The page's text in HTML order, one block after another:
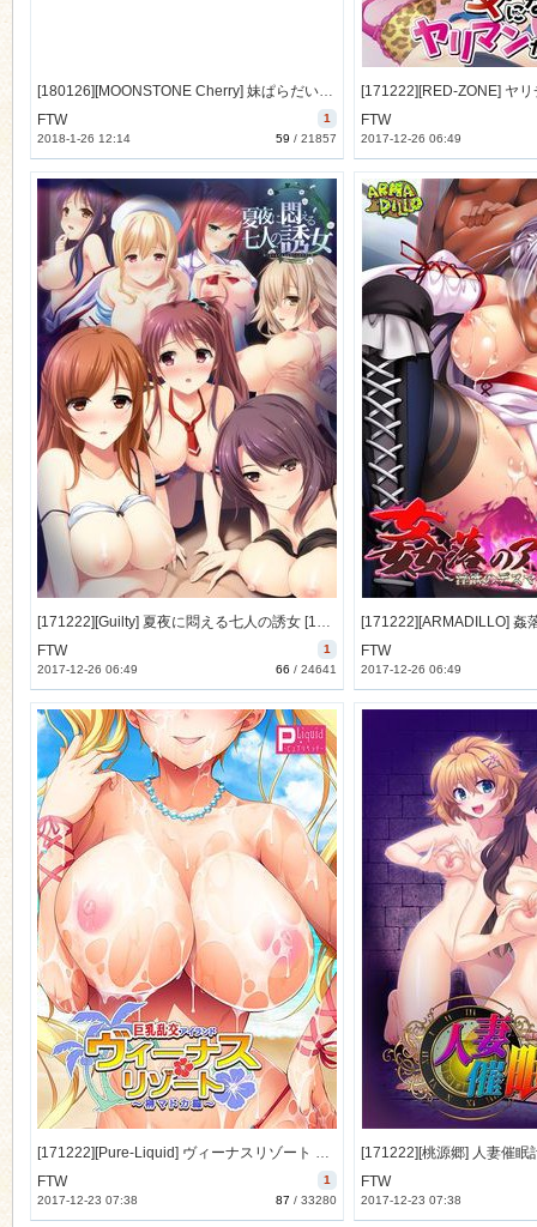
[180126][MOONSTONE Cherry] 妹ぱらだいす！3 ～お兄ちゃんと5人の妹のすご～く！エッチしまくりな毎日～ [483M Lossless/115M JPG] [976004]
1
FTW
59 / 21857
2018-1-26 12:14
FTW
2017-12-26 06:49
[171222][Guilty] 夏夜に悶える七人の誘女 [1049M Lossless/382M JPG] [974944]
1
FTW
66 / 24641
2017-12-26 06:49
FTW
2017-12-26 06:49
[171222][Pure-Liquid] ヴィーナスリゾート 巨乳乱交アイランド 榊マドカ編 [29M JPG/78M Lossless] [next_0239]
1
FTW
87 / 33280
2017-12-23 07:38
FTW
2017-12-23 07:38